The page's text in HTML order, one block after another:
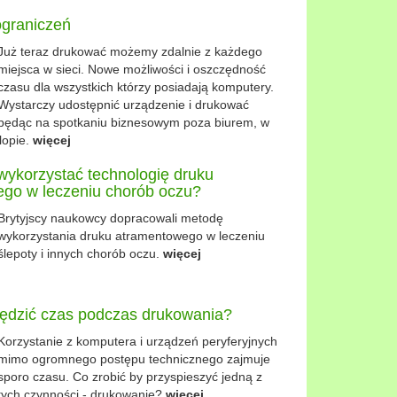
teraz drukować możemy zdalnie z każdego
w sieci. Nowe możliwości i oszczędność
dla wszystkich którzy posiadają komputery.
udostępnić urządzenie i drukować
na spotkaniu biznesowym poza biurem, w
więcej
technologię druku
w leczeniu chorób oczu?
naukowcy dopracowali metodę
druku atramentowego w leczeniu
i innych chorób oczu. więcej
czas podczas drukowania?
z komputera i urządzeń peryferyjnych
ogromnego postępu technicznego zajmuje
czasu. Co zrobić by przyspieszyć jedną z